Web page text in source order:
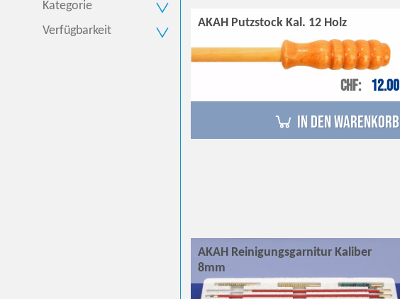
Kategorie
Verfügbarkeit
AKAH Putzstock Kal. 12 Holz
CHF 12.00
in den Warenkorb
AKAH Reinigungsgarnitur Kaliber
8mm